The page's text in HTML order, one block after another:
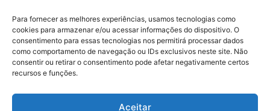
Para fornecer as melhores experiências, usamos tecnologias como
cookies para armazenar e/ou acessar informações do dispositivo. O
consentimento para essas tecnologias nos permitirá processar dados
como comportamento de navegação ou IDs exclusivos neste site. Não
consentir ou retirar o consentimento pode afetar negativamente certos
recursos e funções.
Aceitar